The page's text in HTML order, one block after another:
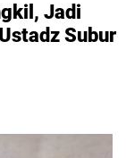
Jadi
Subur